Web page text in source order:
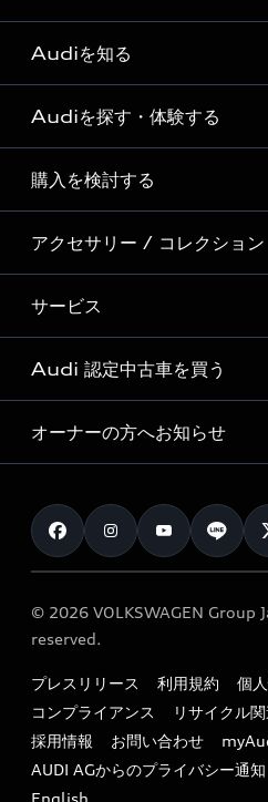
Audiを知る
Audi ブランド
Story of Progress
Audi Sport
Formula 1®
デジタルサービス
Audiを探す・体験する
ディーラー検索
新車在庫検索
試乗車・展示車検索
見積り依頼
試乗予約
購入を検討する
モデル一覧
特別仕様モデル / 限定モデル
e-tronラインアップ
価格シミュレーション
車両比較
カタログ一覧
アクセサリー / コレクション
純正アクセサリー
オンラインショップ
Audi collection
アウディナビアプリ
サービス
サービス入庫予約
サービスプログラム
メンテナンス
車検 / 定期点検
e-tronアフターサポート
myAudi
Audi 認定中古車を買う
Audi認定中古車
クオリティ
保証
メンテナンス
ファイナンス
キャンペーン / イベント
買取査定
オーナーの方へお知らせ
お知らせ
オーナー様向けキャンペーン
特定整備適用車一覧
リサイクル法
よくある質問（FAQ）
© 2026 VOLKSWAGEN Group
reserved.
プレスリリース 利用規約
個
コンプライアンス
リサイクル
採用情報
お問い合わせ
AUDI AGからのプライバシー通知
English